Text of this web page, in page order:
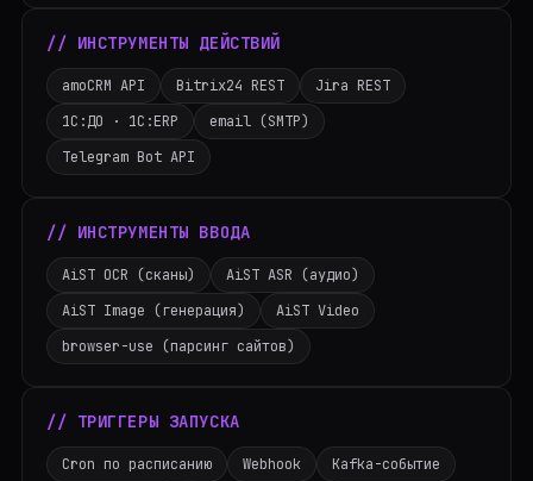
// ИНСТРУМЕНТЫ ДЕЙСТВИЙ
amoCRM API Bitrix24 REST
Jira REST
1С:ДО · 1С:ERP
email (SMTP)
Telegram Bot API
// ИНСТРУМЕНТЫ ВВОДА
AiST OCR (сканы)
AiST ASR (аудио)
AiST Image (генерация)
AiST Video
browser-use (парсинг сайтов)
// ТРИГГЕРЫ ЗАПУСКА
Cron по расписанию Webhook
Kafka-событие